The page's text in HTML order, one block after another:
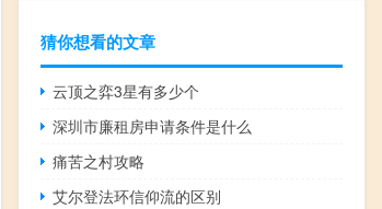
猜你想看的文章
云顶之弈3星有多少个
深圳市廉租房申请条件是什么
痛苦之村攻略
艾尔登法环信仰流的区别